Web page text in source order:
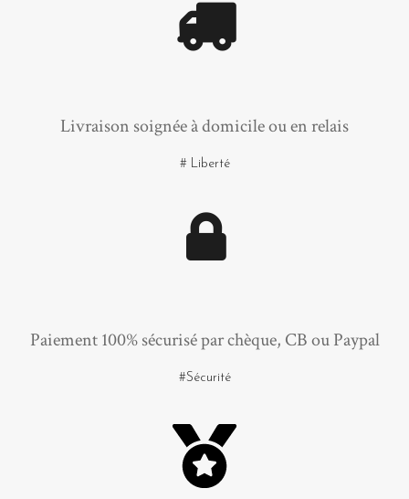
Livraison soignée à domicile ou en relais
# Liberté
Paiement 100% sécurisé par chèque, CB ou Paypal
#Sécurité